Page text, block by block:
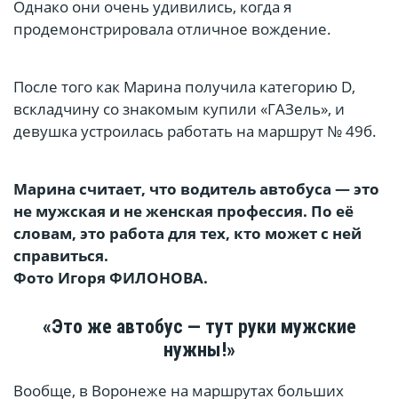
Однако они очень удивились, когда я
продемонстрировала отличное вождение.
После того как Марина получила категорию D,
вскладчину со знакомым купили «ГАЗель», и
девушка устроилась работать на маршрут № 49б.
Марина считает, что водитель автобуса — это
не мужская и не женская профессия. По её
словам, это работа для тех, кто может с ней
справиться.
Фото Игоря ФИЛОНОВА.
«Это же автобус — тут руки мужские
нужны!»
Вообще, в Воронеже на маршрутах больших